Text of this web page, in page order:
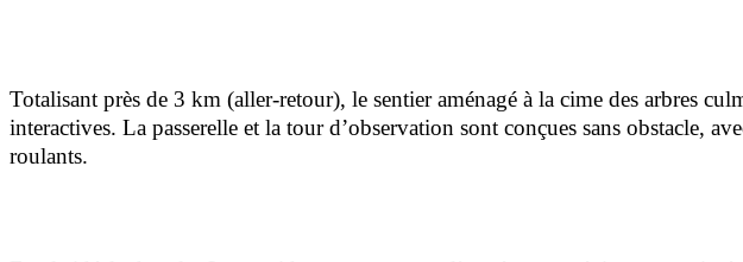
Totalisant près de 3 km (aller-retour), le sentier aménagé à la cime des arbres
interactives. La passerelle et la tour d’observation sont conçues sans obstacle,
roulants.